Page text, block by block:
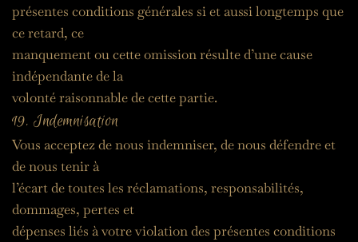
présentes conditions générales si et aussi longtemps que
ce retard, ce
manquement ou cette omission résulte d’une cause
indépendante de la
volonté raisonnable de cette partie.
19. Indemnisation
Vous acceptez de nous indemniser, de nous défendre et
de nous tenir à
l’écart de toutes les réclamations, responsabilités,
dommages, pertes et
dépenses liés à votre violation des présentes conditions